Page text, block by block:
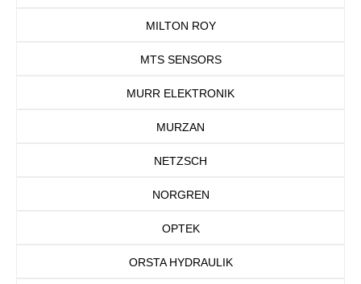
MILTON ROY
MTS SENSORS
MURR ELEKTRONIK
MURZAN
NETZSCH
NORGREN
OPTEK
ORSTA HYDRAULIK